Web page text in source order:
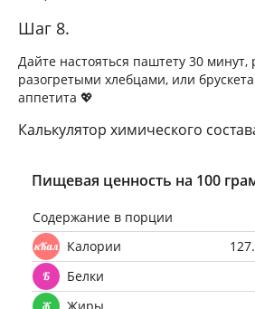
Шаг 8.
Дайте настояться паштету 30
разогретыми хлебцами, или
аппетита 💖
Калькулятор химического
Пищевая ценность на 100
Содержание в порции
Калории
Белки